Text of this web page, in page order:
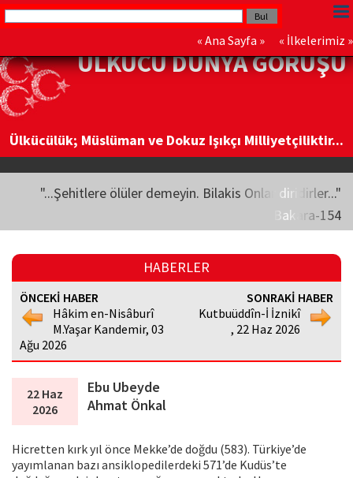
« Ana Sayfa » « İlkelerimiz »
ÜLKÜCÜ DÜNYA GÖRÜŞÜ
Ülkücülük; Müslüman ve Dokuz Işıkçı Milliyetçiliktir...
"...Şehitlere ölüler demeyin. Bilakis Onlar diridirler..."
Bakara-154
HABERLER
ÖNCEKİ HABER
Hâkim en-Nisâburî
M.Yaşar Kandemir, 03
Ağu 2026
SONRAKİ HABER
Kutbuüddîn-İ İznikî
, 22 Haz 2026
22 Haz
2026
Ebu Ubeyde
Ahmat Önkal
Hicretten kırk yıl önce Mekke’de doğdu (583). Türkiye’de
yayımlanan bazı ansiklopedilerdeki 571’de Kudüs’te